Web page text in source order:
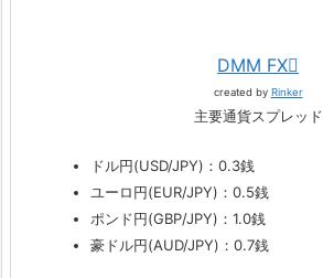
DMM FX
created by Rinker
主要通貨スプレッド
ドル円(USD/JPY)：0.3銭
ユーロ円(EUR/JPY)：0.5銭
ポンド円(GBP/JPY)：1.0銭
豪ドル円(AUD/JPY)：0.7銭